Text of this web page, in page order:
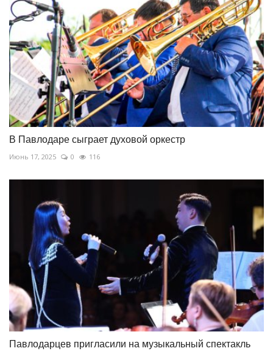
В Павлодаре сыграет духовой оркестр
Июнь 17, 2025 0 116
Павлодарцев пригласили на музыкальный спектакль